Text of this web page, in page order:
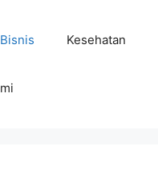
Bisnis Kesehatan